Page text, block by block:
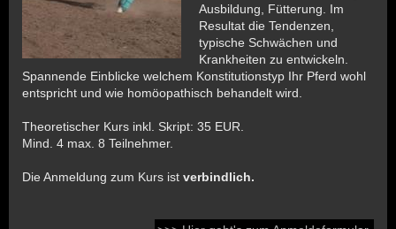
Ausbildung, Fütterung. Im
Resultat die Tendenzen,
typische Schwächen und
Krankheiten zu entwickeln.
Spannende Einblicke welchem Konstitutionstyp Ihr Pferd wohl
entspricht und wie homöopathisch behandelt wird.
Theoretischer Kurs inkl. Skript: 35 EUR.
Mind. 4 max. 8 Teilnehmer.
Die Anmeldung zum Kurs ist verbindlich.